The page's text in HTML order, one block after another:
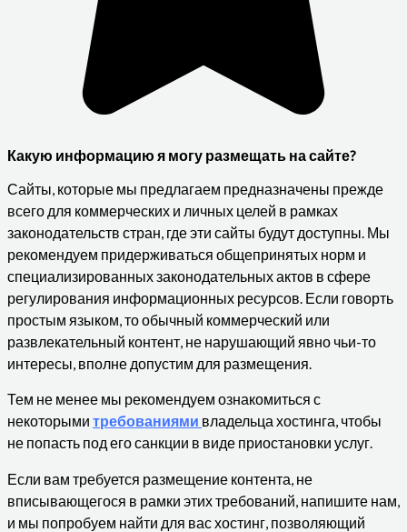
Какую информацию я могу размещать на сайте?
Сайты, которые мы предлагаем предназначены прежде
всего для коммерческих и личных целей в рамках
законодательств стран, где эти сайты будут доступны. Мы
рекомендуем придерживаться общепринятых норм и
специализированных законодательных актов в сфере
регулирования информационных ресурсов. Если говорть
простым языком, то обычный коммерческий или
развлекательный контент, не нарушающий явно чьи-то
интересы, вполне допустим для размещения.
Тем не менее мы рекомендуем ознакомиться с
некоторыми требованиями владельца хостинга, чтобы
не попасть под его санкции в виде приостановки услуг.
Если вам требуется размещение контента, не
вписывающегося в рамки этих требований, напишите нам,
и мы попробуем найти для вас хостинг, позволяющий